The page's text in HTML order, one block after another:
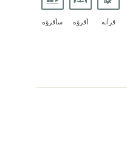
قرأته أقرؤه سأقرؤه